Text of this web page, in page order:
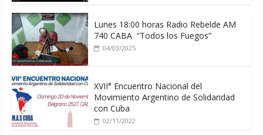
Lunes 18:00 horas Radio Rebelde AM
740 CABA “Todos los Fuegos”
04/03/2025
XVII° Encuentro Nacional del
Movimiento Argentino de Solidaridad
con Cuba
02/11/2022